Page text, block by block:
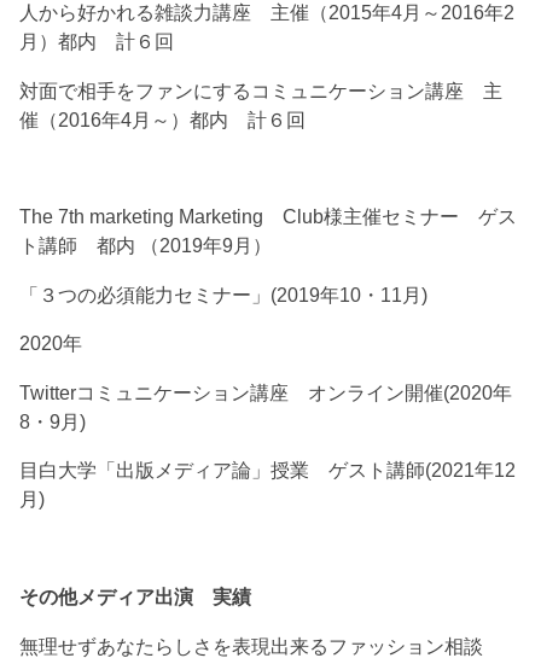
人から好かれる雑談力講座 主催（2015年4月～2016年2
月）都内 計６回
対面で相手をファンにするコミュニケーション講座 主
催（2016年4月～）都内 計６回
The 7th marketing Marketing Club様主催セミナー ゲス
ト講師 都内 （2019年9月）
「３つの必須能力セミナー」(2019年10・11月)
2020年
Twitterコミュニケーション講座 オンライン開催(2020年
8・9月)
目白大学「出版メディア論」授業 ゲスト講師(2021年12
月)
その他メディア出演 実績
無理せずあなたらしさを表現出来るファッション相談